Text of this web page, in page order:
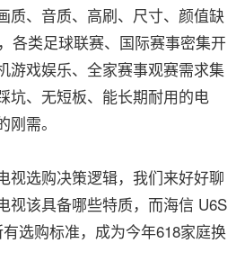
质、音质、高刷、尺寸、颜值缺
各类足球联赛、国际赛事密集开
游戏娱乐、全家赛事观赛需求集
坑、无短板、能长期耐用的电
需。
选购决策逻辑，我们来好好聊
视该具备哪些特质，而海信 U6S
选购标准，成为今年618家庭换